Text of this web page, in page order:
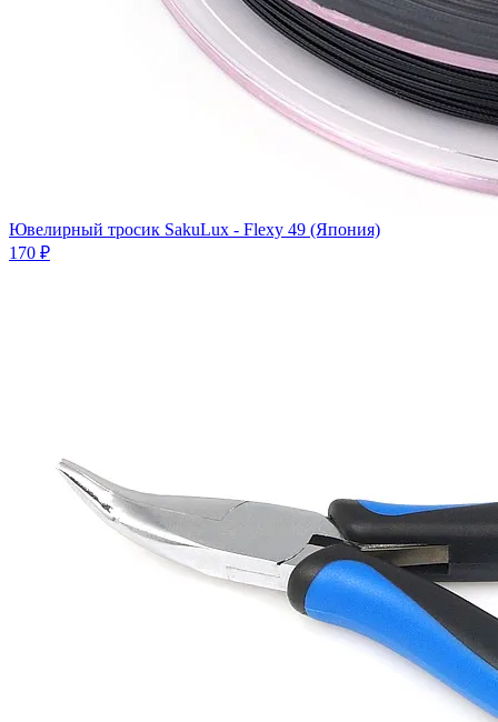
Ювелирный тросик SakuLux - Flexy 49 (Япония)
170 ₽